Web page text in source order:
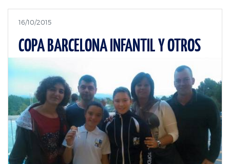
16/10/2015
COPA BARCELONA INFANTIL Y OTROS